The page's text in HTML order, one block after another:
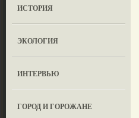
ИСТОРИЯ
ЭКОЛОГИЯ
ИНТЕРВЬЮ
ГОРОД И ГОРОЖАНЕ